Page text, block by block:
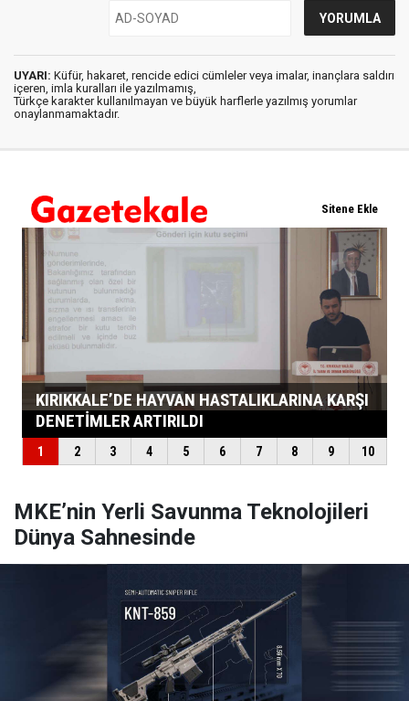
UYARI: Küfür, hakaret, rencide edici cümleler veya imalar, inançlara saldırı
içeren, imla kuralları ile yazılmamış,
Türkçe karakter kullanılmayan ve büyük harflerle yazılmış yorumlar
onaylanmamaktadır.
MKE’nin Yerli Savunma Teknolojileri
Dünya Sahnesinde